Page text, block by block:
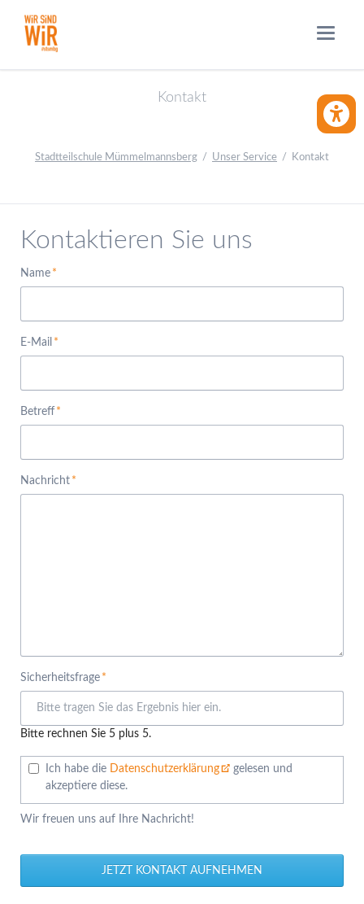
Kontakt
Stadtteilschule Mümmelmannsberg Unser Service Kontakt
Kontaktieren Sie uns
Pflichtfeld
Name *
Pflichtfeld
E-Mail *
Pflichtfeld
Betreff *
Pflichtfeld
Nachricht *
Pflichtfeld
Sicherheitsfrage *
Bitte rechnen Sie 5 plus 5.
Ich habe die Datenschutzerklärung
gelesen und
akzeptiere diese.
Wir freuen uns auf Ihre Nachricht!
JETZT KONTAKT AUFNEHMEN